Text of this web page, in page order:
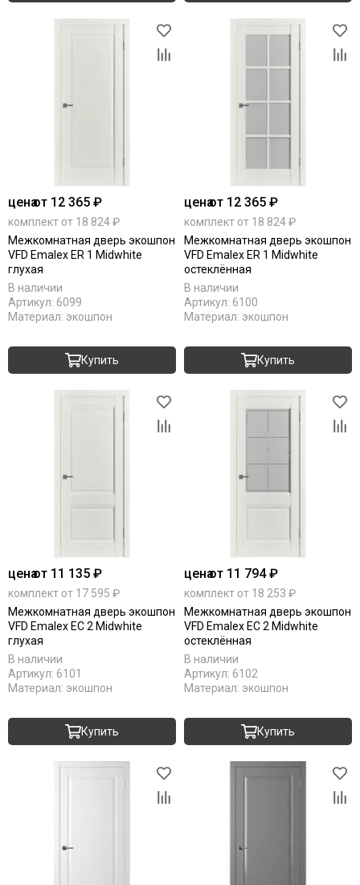
ценаот 12 365 ₽
комплект от 18 824 ₽
Межкомнатная дверь экошпон
VFD Emalex ER 1 Midwhite
глухая
В наличии
Артикул: 6099
Материал: экошпон
Купить
ценаот 12 365 ₽
комплект от 18 824 ₽
Межкомнатная дверь экошпон
VFD Emalex ER 1 Midwhite
остеклённая
В наличии
Артикул: 6100
Материал: экошпон
Купить
ценаот 11 135 ₽
комплект от 17 595 ₽
Межкомнатная дверь экошпон
VFD Emalex EC 2 Midwhite
глухая
В наличии
Артикул: 6101
Материал: экошпон
Купить
ценаот 11 794 ₽
комплект от 18 253 ₽
Межкомнатная дверь экошпон
VFD Emalex EC 2 Midwhite
остеклённая
В наличии
Артикул: 6102
Материал: экошпон
Купить